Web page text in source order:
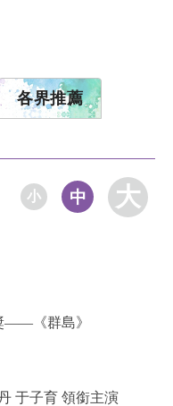
各界推薦
小 中 大
——《群島》
于子育 領銜主演